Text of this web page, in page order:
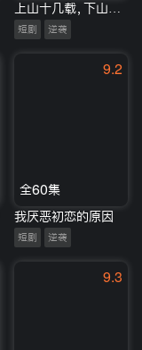
短剧 逆袭
9.2
全60集
我厌恶初恋的原因
短剧 逆袭
9.3